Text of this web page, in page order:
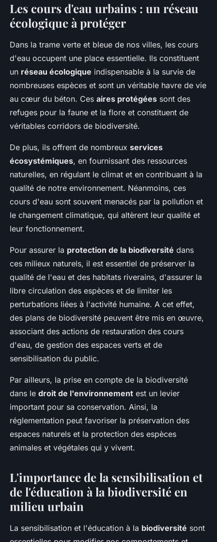
Les cours d'eau urbains : un réseau
écologique à protéger
Dans la trame verte et bleue de nos villes, les cours
d'eau occupent une place essentielle. Ils constituent
un réseau écologique indispensable à la survie de
nombreuses espèces et sont un véritable havre de vie
au cœur du béton. Ces aires protégées sont des
refuges pour la faune et la flore et constituent de
véritables corridors de biodiversité.
De plus, ils offrent de nombreux services
écosystémiques, en fournissant des ressources
naturelles, en régulant le climat et en contribuant à la
qualité de notre environnement. Néanmoins, ces
cours d'eau sont souvent menacés par la pollution et
le changement climatique, qui altèrent leur qualité et
leur fonctionnement.
Pour assurer la protection de la biodiversité dans
ces milieux naturels, il est essentiel de préserver la
qualité de l'eau et des habitats riverains, d'assurer la
libre circulation des espèces et de limiter les
perturbations liées à l'activité humaine. A cet effet,
des plans de biodiversité peuvent être mis en œuvre,
associant des actions de restauration des cours
d'eau, de gestion des espaces verts et de
sensibilisation du public.
Par ailleurs, la prise en compte de la biodiversité
dans le droit de l'environnement est un levier
important pour sa conservation. Ainsi, la
réglementation peut favoriser la préservation des
espaces naturels et la protection des espèces
animales et végétales qui y vivent.
L'importance de la sensibilisation et
de l'éducation à la biodiversité en
milieu urbain
La sensibilisation et l'éducation à la biodiversité sont